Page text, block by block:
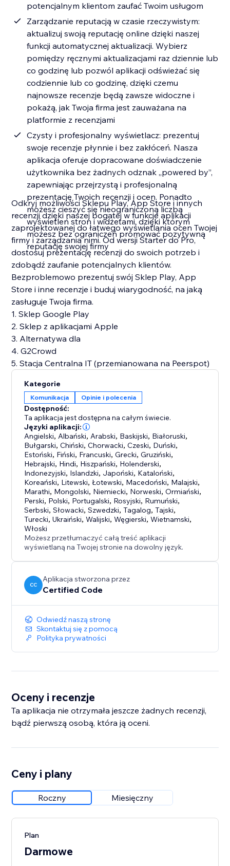
potencjalnym klientom zaufać Twoim usługom
Zarządzanie reputacją w czasie rzeczywistym:
aktualizuj swoją reputację online dzięki naszej
funkcji automatycznej aktualizacji. Wybierz
pomiędzy ręcznymi aktualizacjami raz dziennie lub
co godzinę lub pozwól aplikacji odświeżać się
codziennie lub co godzinę, dzięki czemu
najnowsze recenzje będą zawsze widoczne i
pokażą, jak Twoja firma jest zauważana na
platformie z recenzjami
Czysty i profesjonalny wyświetlacz: prezentuj
swoje recenzje płynnie i bez zakłóceń. Nasza
aplikacja oferuje dopracowane doświadczenie
użytkownika bez żadnych odznak „powered by”,
zapewniając przejrzystą i profesjonalną
prezentację Twoich recenzji i ocen. Ponadto
możesz cieszyć się nieograniczoną liczbą
wyświetleń stron i widżetami, dzięki którym
możesz bez ograniczeń promować pozytywną
reputację swojej firmy
Odkryj możliwości Sklepu Play, App Store i innych
recenzji dzięki naszej bogatej w funkcje aplikacji
zaprojektowanej do łatwego wyświetlania ocen Twojej
firmy i zarządzania nimi. Od wersji Starter do Pro,
dostosuj prezentację recenzji do swoich potrzeb i
zdobądź zaufanie potencjalnych klientów.
Bezproblemowo prezentuj swój Sklep Play, App
Store i inne recenzje i buduj wiarygodność, na jaką
zasługuje Twoja firma.
1. Sklep Google Play
2. Sklep z aplikacjami Apple
3. Alternatywa dla
4. G2Crowd
5. Stacja Centralna IT (przemianowana na Peerspot)
Kategorie
Komunikacja Opinie i polecenia
Dostępność:
Ta aplikacja jest dostępna na całym świecie.
Języki aplikacji:
Angielski, Albański, Arabski, Baskijski, Białoruski,
Bułgarski,Chiński,Chorwacki,Czeski, Duński,
Estoński, Fiński, Francuski,Grecki,Gruziński,
Hebrajski, Hindi, Hiszpański, Holenderski,
Indonezyjski, Islandzki, Japoński, Kataloński,
Koreański, Litewski,Łotewski, Macedoński, Malajski,
Marathi, Mongolski, Niemiecki, Norweski,Ormiański,
Perski, Polski, Portugalski, Rosyjski, Rumuński,
Serbski,Słowacki,Szwedzki,Tagalog,Tajski,
Turecki,Ukraiński,Walijski,Węgierski,Wietnamski,
Włoski
Możesz przetłumaczyć całą treść aplikacji
wyświetlaną na Twojej stronie na dowolny język.
CC
Aplikacja stworzona przez
Certified Code
Odwiedź naszą stronę
Skontaktuj się z pomocą
Polityka prywatności
Oceny i recenzje
Ta aplikacja nie otrzymała jeszcze żadnych recenzji,
bądź pierwszą osobą, która ją oceni.
Ceny i plany
Roczny Miesięczny
Plan
Darmowe